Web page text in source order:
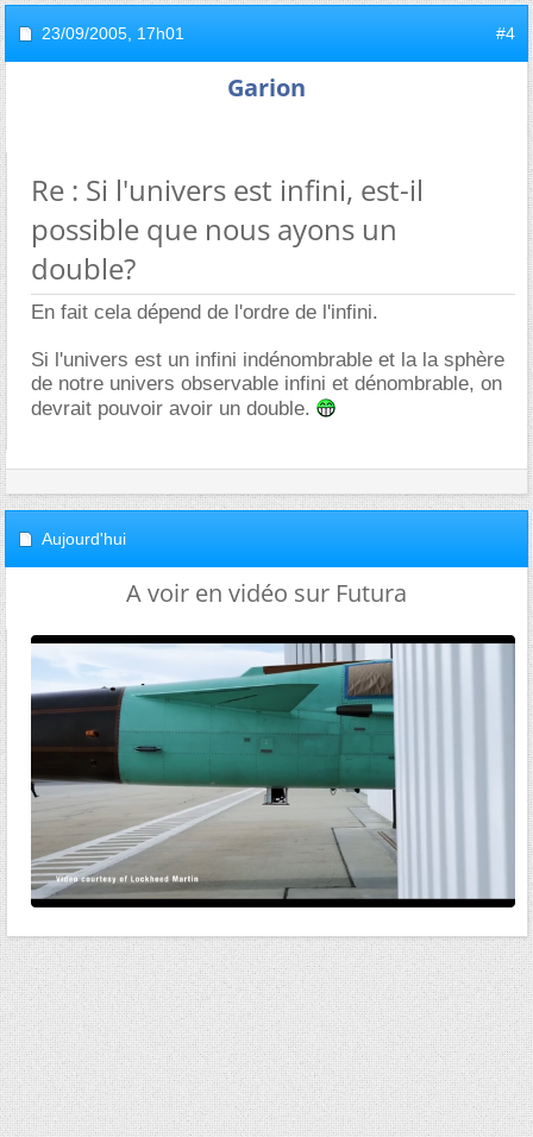
23/09/2005, 17h01 #4
Garion
Re : Si l'univers est infini, est-il
possible que nous ayons un
double?
En fait cela dépend de l'ordre de l'infini.
Si l'univers est un infini indénombrable et la la sphère
de notre univers observable infini et dénombrable, on
devrait pouvoir avoir un double.
Aujourd'hui
A voir en vidéo sur Futura